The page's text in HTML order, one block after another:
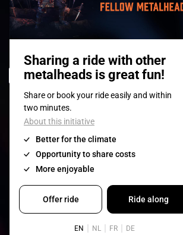
VALEURS
HISTOIRE
© 2008-2026- Apache Productions VZW – All rights
POLICY|CONDITIONS GÉNÉRALES
Contact:GENERAL| PARTNERSHIPS
NEIGHBOURS
Photos: Ann Kermans - Hans Van Hoof - Eliaz
Lancker - Tim Tronckoe - Elsie Roymans - Stijn
Claus Christa - Devid Camerlynck